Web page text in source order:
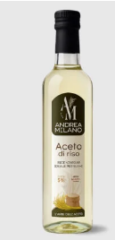
السعر
الأصلي
هو:
165 EGP.